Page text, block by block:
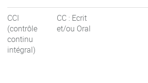
CCI
(contrôle
continu
intégral)
CC : Ecrit
et/ou Oral